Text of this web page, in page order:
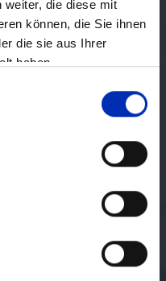
weiter, die diese mit
können, die Sie ihnen
die sie aus Ihrer
haben.